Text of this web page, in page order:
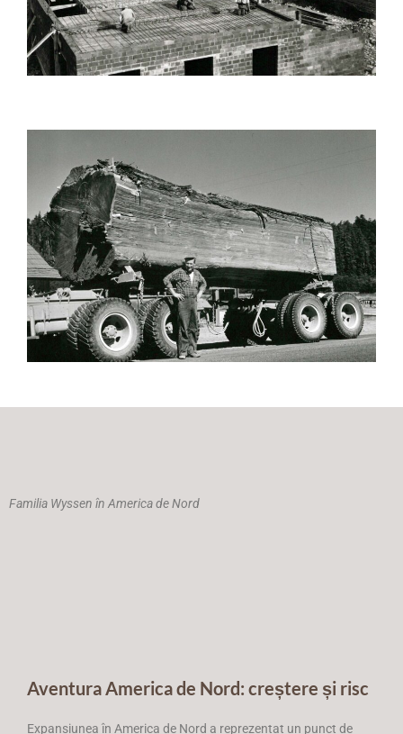
Familia Wyssen în America de Nord
Aventura America de Nord: creștere și risc
Expansiunea în America de Nord a reprezentat un punct de